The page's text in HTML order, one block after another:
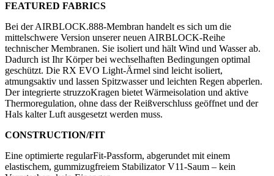
FEATURED FABRICS
Bei der AIRBLOCK.888-Membran handelt es sich um die
mittelschwere Version unserer neuen AIRBLOCK-Reihe
technischer Membranen. Sie isoliert und hält Wind und Wasser ab.
Dadurch ist Ihr Körper bei wechselhaften Bedingungen optimal
geschützt. Die RX EVO Light-Ärmel sind leicht isoliert,
atmungsaktiv und lassen Spitzwasser und leichten Regen abperlen.
Der integrierte struzzoKragen bietet Wärmeisolation und aktive
Thermoregulation, ohne dass der Reißverschluss geöffnet und der
Hals kalter Luft ausgesetzt werden muss.
CONSTRUCTION/FIT
Eine optimierte regularFit-Passform, abgerundet mit einem
elastischem, gummizugfreiem Stabilizator V11-Saum – kein